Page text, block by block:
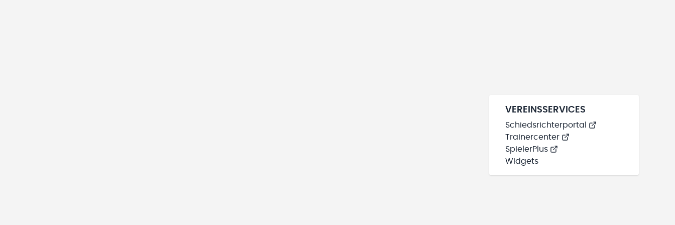
VEREINSSERVICES
Schiedsrichterportal
Trainercenter
SpielerPlus
Widgets